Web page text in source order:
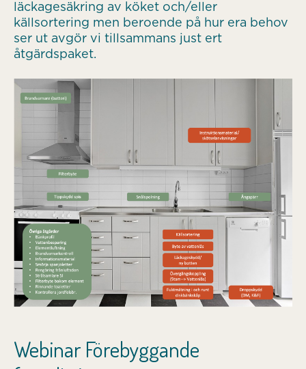
läckagesäkring av köket och/eller
källsortering men beroende på hur era behov
ser ut avgör vi tillsammans just ert
åtgärdspaket.
Webinar Förebyggande